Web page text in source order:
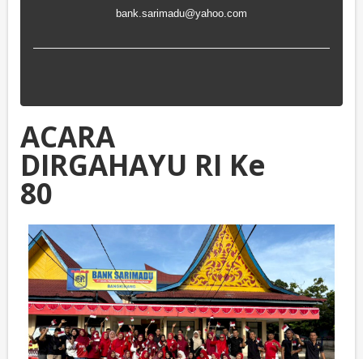
bank.sarimadu@yahoo.com
ACARA
DIRGAHAYU RI Ke
80